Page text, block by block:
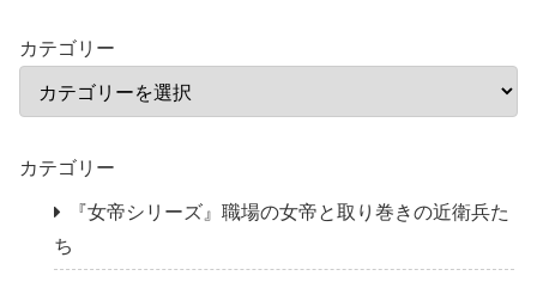
カテゴリー
カテゴリー
『女帝シリーズ』職場の女帝と取り巻きの近衛兵た
ち